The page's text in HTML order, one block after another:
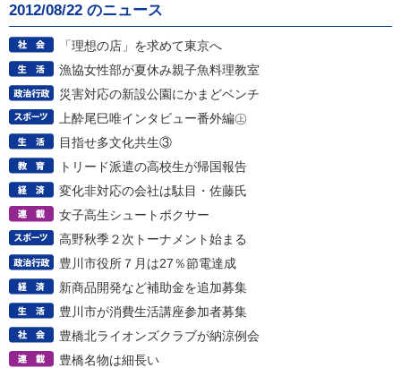
2012/08/22 のニュース
「理想の店」を求めて東京へ
漁協女性部が夏休み親子魚料理教室
災害対応の新設公園にかまどベンチ
上酔尾巳唯インタビュー番外編㊤
目指せ多文化共生③
トリード派遣の高校生が帰国報告
変化非対応の会社は駄目・佐藤氏
女子高生シュートボクサー
高野秋季２次トーナメント始まる
豊川市役所７月は27％節電達成
新商品開発など補助金を追加募集
豊川市が消費生活講座参加者募集
豊橋北ライオンズクラブが納涼例会
豊橋名物は細長い